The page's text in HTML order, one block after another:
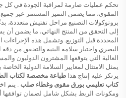
تحكم عمليات صارمة لمراقبة الجودة في كل
المقوى، مما يضمن التميز المستمر عبر
بروتوكولات التصنيع مراحل تفتيش متعددة،
إلى التحقق من المنتج النهائي، ما يضمن أن
المحددة قبل التوزيع. وتشمل هذه الإجراءات
البصري واختبار سلامة البنية والتحقق من
العالية التي يتوقعها المشترون الدوليون
يمثل الامتثال لمعايير السلامة الدولية
يرتكز عليه إنتاج هذا
كتاب تعليمي بورق مقوى وغطاء صلب . يتم
ومكونات الربط بشكل شامل لضمان توافقها